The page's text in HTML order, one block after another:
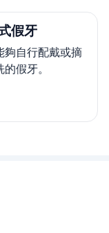
假牙
夠自行配戴或摘
假牙。